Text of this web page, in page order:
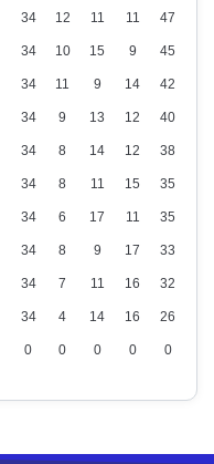
34 12 11 11 47
34 10 15 9 45
34 11 9 14 42
34 9 13 12 40
34 8 14 12 38
34 8 11 15 35
34 6 17 11 35
34 8 9 17 33
34 7 11 16 32
34 4 14 16 26
0 0 0 0 0